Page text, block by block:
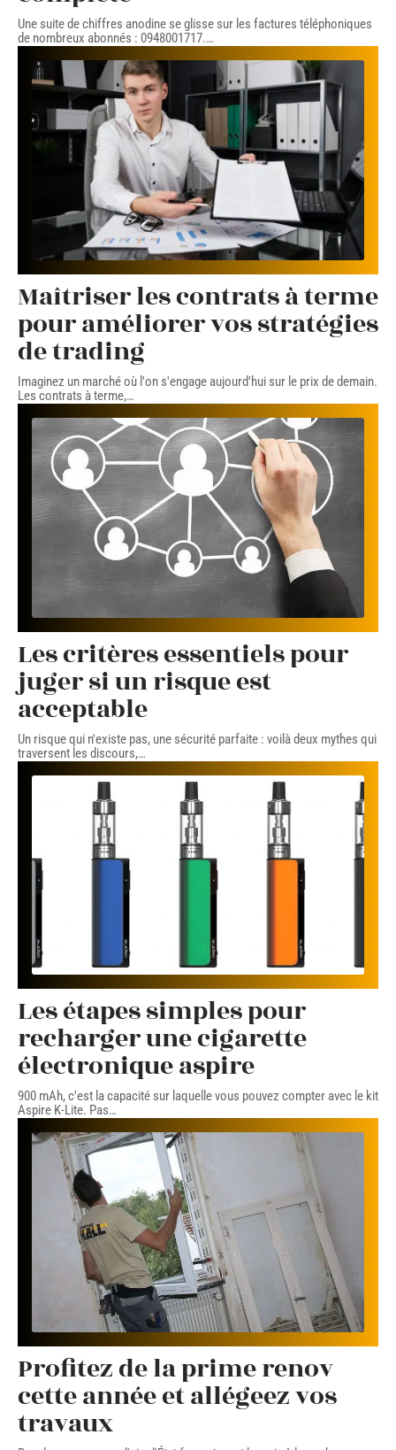
Une suite de chiffres anodine se glisse sur les factures téléphoniques
de nombreux abonnés : 0948001717.…
Maîtriser les contrats à terme
pour améliorer vos stratégies
de trading
Imaginez un marché où l'on s'engage aujourd'hui sur le prix de demain.
Les contrats à terme,…
Les critères essentiels pour
juger si un risque est
acceptable
Un risque qui n'existe pas, une sécurité parfaite : voilà deux mythes qui
traversent les discours,…
Les étapes simples pour
recharger une cigarette
électronique aspire
900 mAh, c'est la capacité sur laquelle vous pouvez compter avec le kit
Aspire K-Lite. Pas…
Profitez de la prime renov
cette année et allégeez vos
travaux